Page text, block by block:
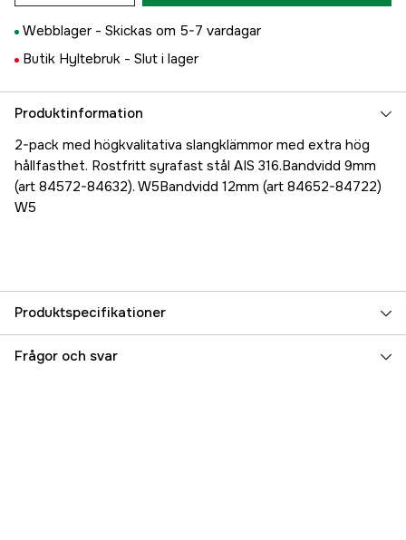
Webblager - Skickas om 5-7 vardagar
Butik Hyltebruk - Slut i lager
Produktinformation
2-pack med högkvalitativa slangklämmor med extra hög
hållfasthet. Rostfritt syrafast stål AIS 316.Bandvidd 9mm
(art 84572-84632). W5Bandvidd 12mm (art 84652-84722)
W5
Produktspecifikationer
Referensnummer 5000023975
Frågor och svar